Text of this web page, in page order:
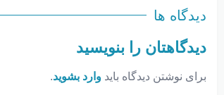
دیدگاه ها
دیدگاهتان را بنویسید
برای نوشتن دیدگاه باید وارد بشوید.